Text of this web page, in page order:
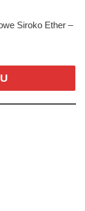
Siroko Ether –